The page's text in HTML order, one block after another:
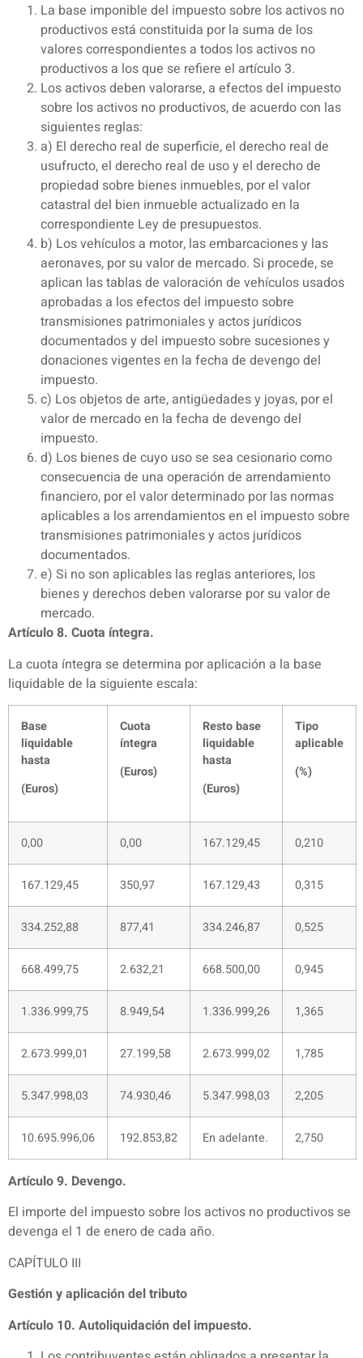
La base imponible del impuesto sobre los activos no
productivos está constituida por la suma de los
valores correspondientes a todos los activos no
productivos a los que se refiere el artículo 3.
Los activos deben valorarse, a efectos del impuesto
sobre los activos no productivos, de acuerdo con las
siguientes reglas:
a) El derecho real de superficie, el derecho real de
usufructo, el derecho real de uso y el derecho de
propiedad sobre bienes inmuebles, por el valor
catastral del bien inmueble actualizado en la
correspondiente Ley de presupuestos.
b) Los vehículos a motor, las embarcaciones y las
aeronaves, por su valor de mercado. Si procede, se
aplican las tablas de valoración de vehículos usados
aprobadas a los efectos del impuesto sobre
transmisiones patrimoniales y actos jurídicos
documentados y del impuesto sobre sucesiones y
donaciones vigentes en la fecha de devengo del
impuesto.
c) Los objetos de arte, antigüedades y joyas, por el
valor de mercado en la fecha de devengo del
impuesto.
d) Los bienes de cuyo uso se sea cesionario como
consecuencia de una operación de arrendamiento
financiero, por el valor determinado por las normas
aplicables a los arrendamientos en el impuesto sobre
transmisiones patrimoniales y actos jurídicos
documentados.
e) Si no son aplicables las reglas anteriores, los
bienes y derechos deben valorarse por su valor de
mercado.
Artículo 8. Cuota íntegra.
La cuota íntegra se determina por aplicación a la base
liquidable de la siguiente escala:
Base
liquidable
hasta
(Euros)
Cuota
íntegra
(Euros)
Resto base
liquidable
hasta
(Euros)
Tipo
aplicable
(%)
0,00 0,00 167.129,45 0,210
167.129,45 350,97 167.129,43 0,315
334.252,88 877,41 334.246,87 0,525
668.499,75 2.632,21 668.500,00 0,945
1.336.999,75 8.949,54 1.336.999,26 1,365
2.673.999,01 27.199,58 2.673.999,02 1,785
5.347.998,03 74.930,46 5.347.998,03 2,205
10.695.996,06 192.853,82 En adelante. 2,750
Artículo 9. Devengo.
El importe del impuesto sobre los activos no productivos se
devenga el 1 de enero de cada año.
CAPÍTULO III
Gestión y aplicación del tributo
Artículo 10. Autoliquidación del impuesto.